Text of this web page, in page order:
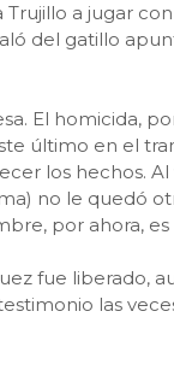
a jugar
del gatillo
El homicida,
último en el
los hechos.
no le quedó
por ahora,
fue liberado,
las